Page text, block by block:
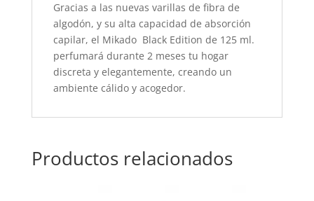
Gracias a las nuevas varillas de fibra de
algodón, y su alta capacidad de absorción
capilar, el Mikado Black Edition de 125 ml.
perfumará durante 2 meses tu hogar
discreta y elegantemente, creando un
ambiente cálido y acogedor.
Productos relacionados